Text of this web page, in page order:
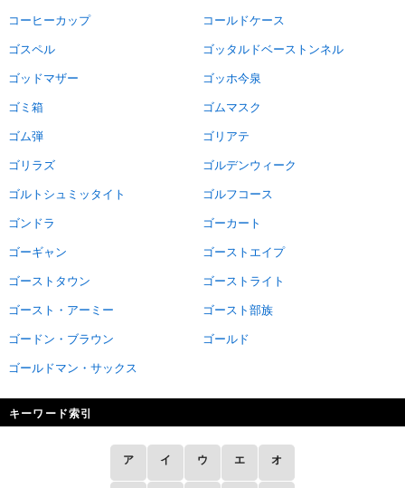
コーヒーカップ コールドケース
ゴスペル ゴッタルドベーストンネル
ゴッドマザー ゴッホ今泉
ゴミ箱 ゴムマスク
ゴム弾 ゴリアテ
ゴリラズ ゴルデンウィーク
ゴルトシュミッタイト ゴルフコース
ゴンドラ ゴーカート
ゴーギャン ゴーストエイプ
ゴーストタウン ゴーストライト
ゴースト・アーミー ゴースト部族
ゴードン・ブラウン ゴールド
ゴールドマン・サックス
キーワード索引
ア イ ウ エ オ